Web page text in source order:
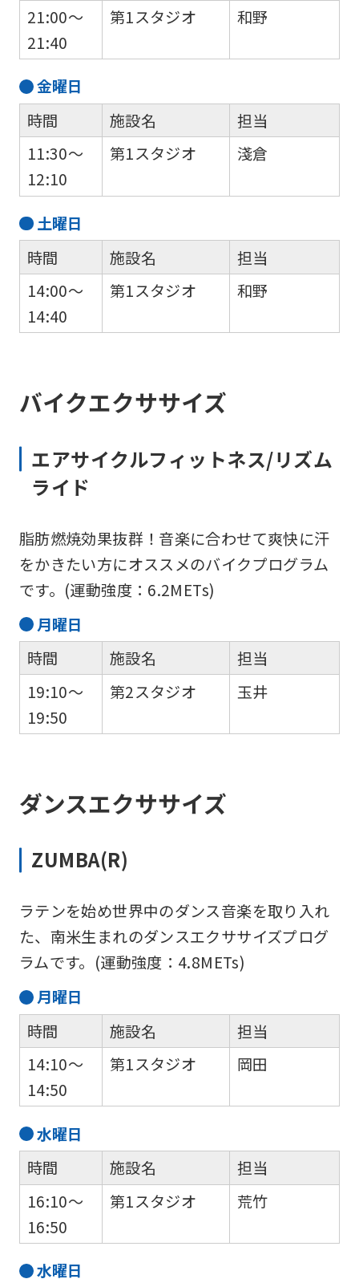
21:00～
21:40
第1スタジオ 和野
金曜日
時間
11:30～
12:10
施設名
第1スタジオ
担当
淺倉
土曜日
時間
14:00～
14:40
施設名
第1スタジオ
担当
和野
バイクエクササイズ
エアサイクルフィットネス/リズム
ライド
脂肪燃焼効果抜群！音楽に合わせて爽快に汗
をかきたい方にオススメのバイクプログラム
です。(運動強度：6.2METs)
月曜日
時間
19:10～
19:50
施設名
第2スタジオ
担当
玉井
ダンスエクササイズ
ZUMBA(R)
ラテンを始め世界中のダンス音楽を取り入れ
た、南米生まれのダンスエクササイズプログ
ラムです。(運動強度：4.8METs)
月曜日
時間
14:10～
14:50
施設名
第1スタジオ
担当
岡田
水曜日
時間
16:10～
16:50
施設名
第1スタジオ
担当
荒竹
水曜日